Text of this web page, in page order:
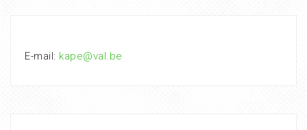
E-mail: kape@val.be